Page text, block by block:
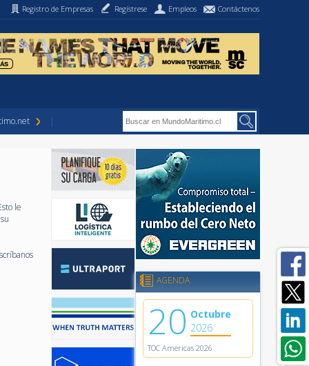
Registro de Empresas Regístrese Empleos Contáctenos
le
AGENDA
20 Octubre
2026
TOC Americas 2026